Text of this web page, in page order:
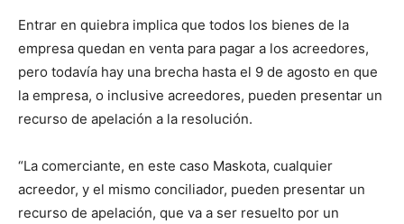
Entrar en quiebra implica que todos los bienes de la
empresa quedan en venta para pagar a los acreedores,
pero todavía hay una brecha hasta el 9 de agosto en que
la empresa, o inclusive acreedores, pueden presentar un
recurso de apelación a la resolución.
“La comerciante, en este caso Maskota, cualquier
acreedor, y el mismo conciliador, pueden presentar un
recurso de apelación, que va a ser resuelto por un